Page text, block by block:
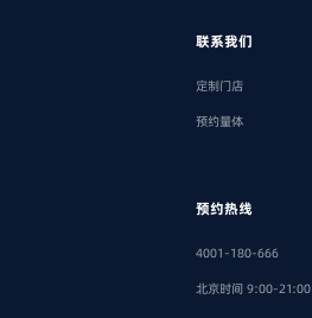
联系我们
定制门店
预约量体
预约热线
4001-180-666
北京时间 9:00-21:00